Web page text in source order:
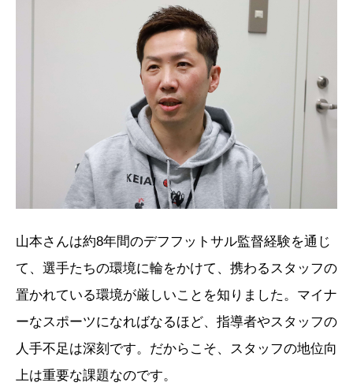
山本さんは約8年間のデフフットサル監督経験を通じ
て、選手たちの環境に輪をかけて、携わるスタッフの
置かれている環境が厳しいことを知りました。マイナ
ーなスポーツになればなるほど、指導者やスタッフの
人手不足は深刻です。だからこそ、スタッフの地位向
上は重要な課題なのです。